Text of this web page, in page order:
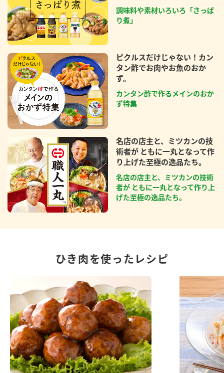
調味料や素材いろいろ「さっぱ
り煮」
ピクルスだけじゃない！カン
タン酢でお肉やお魚のおか
ず。
カンタン酢で作るメインのおか
ず特集
名店の店主と、ミツカンの技
術者が ともに一丸となって作
り上げた至極の逸品たち。
名店の店主と、ミツカンの技術
者が ともに一丸となって作り上
げた至極の逸品たち。
ひき肉を使ったレシピ